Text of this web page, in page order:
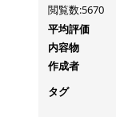
閲覧数:5670
平均評価
内容物
作成者
タグ